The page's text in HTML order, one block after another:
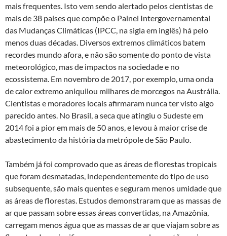
mais frequentes. Isto vem sendo alertado pelos cientistas de
mais de 38 países que compõe o Painel Intergovernamental
das Mudanças Climáticas (IPCC, na sigla em inglês) há pelo
menos duas décadas. Diversos extremos climáticos batem
recordes mundo afora, e não são somente do ponto de vista
meteorológico, mas de impactos na sociedade e no
ecossistema. Em novembro de 2017, por exemplo, uma onda
de calor extremo aniquilou milhares de morcegos na Austrália.
Cientistas e moradores locais afirmaram nunca ter visto algo
parecido antes. No Brasil, a seca que atingiu o Sudeste em
2014 foi a pior em mais de 50 anos, e levou à maior crise de
abastecimento da história da metrópole de São Paulo.
Também já foi comprovado que as áreas de florestas tropicais
que foram desmatadas, independentemente do tipo de uso
subsequente, são mais quentes e seguram menos umidade que
as áreas de florestas. Estudos demonstraram que as massas de
ar que passam sobre essas áreas convertidas, na Amazônia,
carregam menos água que as massas de ar que viajam sobre as